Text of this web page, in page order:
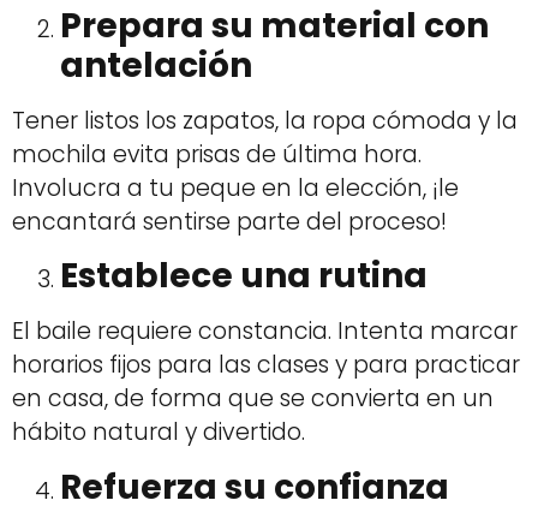
Prepara su material con
antelación
Tener listos los zapatos, la ropa cómoda y la
mochila evita prisas de última hora.
Involucra a tu peque en la elección, ¡le
encantará sentirse parte del proceso!
Establece una rutina
El baile requiere constancia. Intenta marcar
horarios fijos para las clases y para practicar
en casa, de forma que se convierta en un
hábito natural y divertido.
Refuerza su confianza